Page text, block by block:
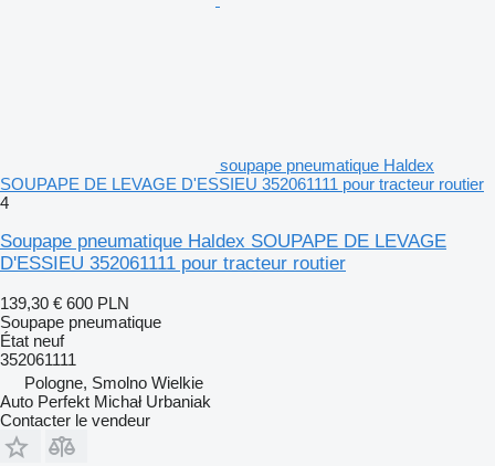
soupape pneumatique Haldex
SOUPAPE DE LEVAGE D'ESSIEU 352061111 pour tracteur routier
4
Soupape pneumatique Haldex SOUPAPE DE LEVAGE
D'ESSIEU 352061111 pour tracteur routier
139,30 € 600 PLN
Soupape pneumatique
État neuf
352061111
Pologne, Smolno Wielkie
Auto Perfekt Michał Urbaniak
Contacter le vendeur